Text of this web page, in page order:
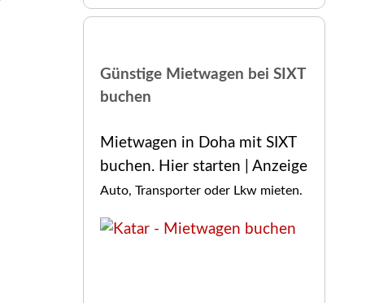
Günstige Mietwagen bei SIXT
buchen
Mietwagen in Doha mit SIXT
buchen. Hier starten | Anzeige
Auto, Transporter oder Lkw mieten.